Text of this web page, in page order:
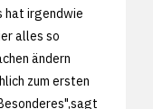
hat irgendwie
alles so
ändern
zum ersten